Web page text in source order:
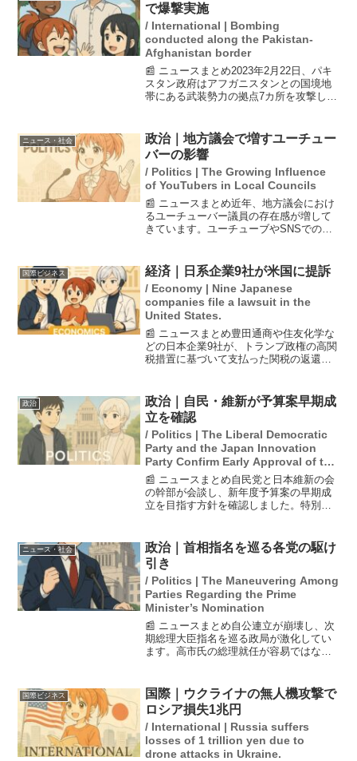
で爆撃実施
/ International | Bombing
conducted along the Pakistan-
Afghanistan border
📰 ニュースまとめ2023年2月22日、パキ
スタン政府はアフガニスタンとの国境地
帯にある武装勢力の拠点7カ所を攻撃した
されています。アフガンのタリバン暫定
政権は、爆撃に...
ニュース・社会
政治｜地方議会で増すユーチュー
バーの影響
/ Politics | The Growing Influence
of YouTubers in Local Councils
📰 ニュースまとめ近年、地方議会におけ
るユーチューバー議員の存在感が増して
きています。ユーチューブやSNSでの知
寄与しています。しかし、彼らの発信力
がポピュリズムを助長...
国際ビジネス 経済｜日系企業9社が米国に提訴
/ Economy | Nine Japanese
companies file a lawsuit in the
United States.
📰 ニュースまとめ豊田通商や住友化学な
どの日本企業9社が、トランプ政権の高関
税措置に基づいて支払った関税の返還を
裁で審理中の「相互関税」の合法性に関
連しており、万が一違...
政治
政治｜自民・維新が予算案早期成
立を確認
/ Politics | The Liberal Democratic
Party and the Japan Innovation
Party Confirm Early Approval of the
Budget Proposal
📰 ニュースまとめ自民党と日本維新の会
の幹部が会談し、新年度予算案の早期成
立を目指す方針を確認しました。特別国
に努力する意向を示しています。特に、
自民党内では人事の調...
ニュース・社会
政治｜首相指名を巡る各党の駆け
引き
/ Politics | The Maneuvering Among
Parties Regarding the Prime
Minister’s Nomination
📰 ニュースまとめ自公連立が崩壊し、次
期総理大臣指名を巡る政局が激化してい
ます。高市氏の総理就任が容易ではない
協力の可能性について言及し、自民党内
でも高市氏の支持に疑問...
国際ビジネス
国際｜ウクライナの無人機攻撃で
ロシア損失1兆円
/ International | Russia suffers
losses of 1 trillion yen due to
drone attacks in Ukraine.